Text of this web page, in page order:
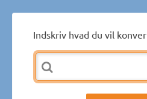
Indskriv hvad du vil